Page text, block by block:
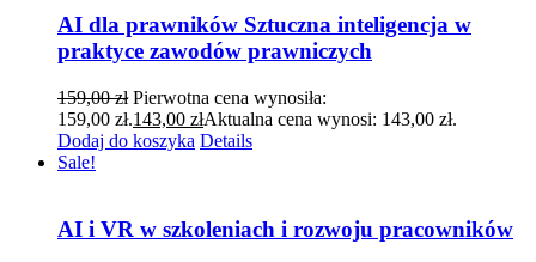
AI dla prawników Sztuczna inteligencja w
praktyce zawodów prawniczych
159,00zł Pierwotna cena wynosiła:
159,00 zł.143,00 złAktualna cena wynosi: 143,00 zł.
Dodaj do koszyka Details
Sale!
AI i VR w szkoleniach i rozwoju pracowników